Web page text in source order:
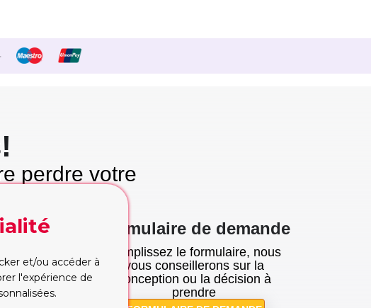
perdre votre
Formulaire de demande
Remplissez le formulaire, nous
vous conseillerons sur la
conception ou la décision à
prendre
on s'occupe
et/ou accéder à
l'expérience de